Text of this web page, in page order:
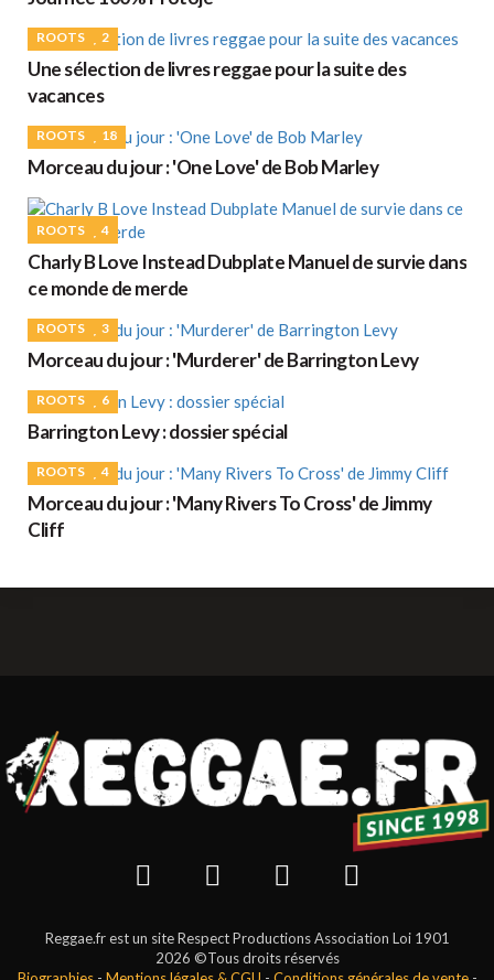
ROOTS 2
Une sélection de livres reggae pour la suite des
vacances
ROOTS 18
Morceau du jour : 'One Love' de Bob Marley
ROOTS 4
Charly B Love Instead Dubplate Manuel de survie dans
ce monde de merde
ROOTS 3
Morceau du jour : 'Murderer' de Barrington Levy
ROOTS 6
Barrington Levy : dossier spécial
ROOTS 4
Morceau du jour : 'Many Rivers To Cross' de Jimmy
Cliff
Reggae.fr est un site Respect Productions Association Loi 1901
2026 ©Tous droits réservés